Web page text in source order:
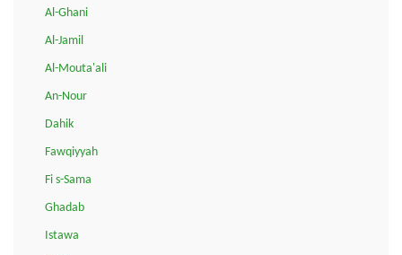
Al-Ghani
Al-Jamil
Al-Mouta'ali
An-Nour
Dahik
Fawqiyyah
Fi s-Sama
Ghadab
Istawa